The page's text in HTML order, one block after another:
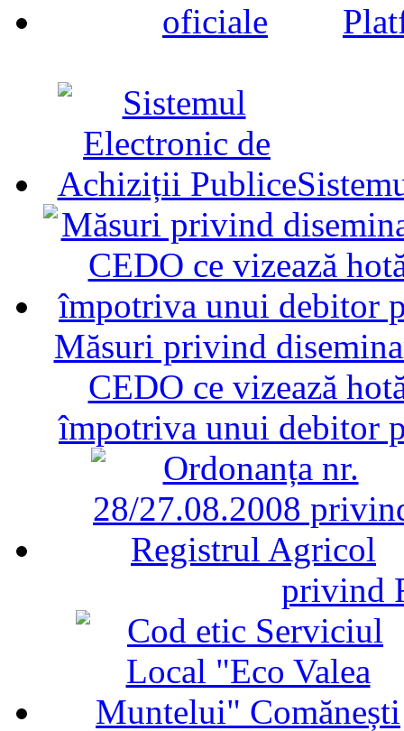
Măsuri privind
CEDO ce vizează
împotriva unui debitor
privind